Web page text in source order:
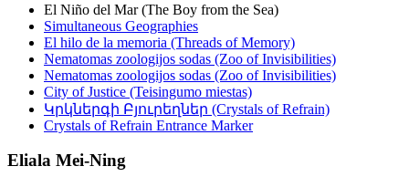
El Niño del Mar (The Boy from the Sea)
Simultaneous Geographies
El hilo de la memoria (Threads of Memory)
Nematomas zoologijos sodas (Zoo of Invisibilities)
Nematomas zoologijos sodas (Zoo of Invisibilities)
City of Justice (Teisingumo miestas)
Կրկներգի Բյուրեղներ (Crystals of Refrain)
Crystals of Refrain Entrance Marker
Eliala Mei-Ning